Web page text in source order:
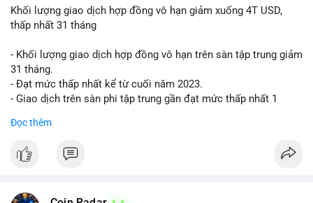
Khối lượng giao dịch hợp đồng vô hạn giảm xuống 4T USD,
thấp nhất 31 tháng
- Khối lượng giao dịch hợp đồng vô hạn trên sàn tập trung giảm
31 tháng.
- Đạt mức thấp nhất kể từ cuối năm 2023.
- Giao dịch trên sàn phi tập trung gần đạt mức thấp nhất 1
Đọc thêm